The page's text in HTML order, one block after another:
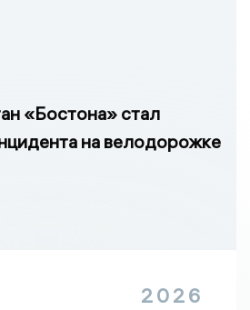
«Бостона» стал
на велодорожке
2026